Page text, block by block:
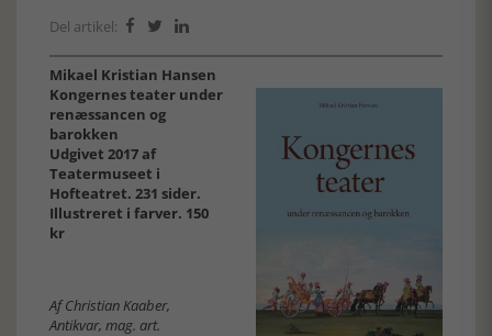
Del artikel:   
Mikael Kristian Hansen
Kongernes teater under
renæssancen og
barokken
Udgivet 2017 af
Teatermuseet i
Hofteatret. 231 sider.
Illustreret i farver. 150
kr
Af Christian Kaaber,
Antikvar, mag. art.